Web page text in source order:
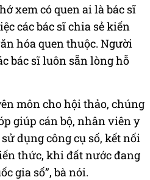
xem có quen ai là bác sĩ
các bác sĩ chia sẻ kiến
hóa quen thuộc. Người
bác sĩ luôn sẵn lòng hỗ
môn cho hội thảo, chúng
giúp cán bộ, nhân viên y
dụng công cụ số, kết nối
thức, khi đất nước đang
gia số”, bà nói.